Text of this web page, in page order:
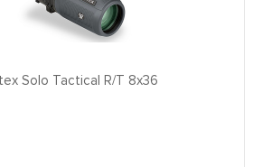
Solo Tactical R/T 8x36